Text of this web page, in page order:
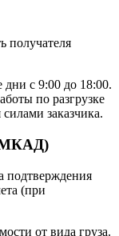
получателя
дни с 9:00 до 18:00.
по разгрузке
заказчика.
МКАД)
подтверждения
(при
от вида груза.